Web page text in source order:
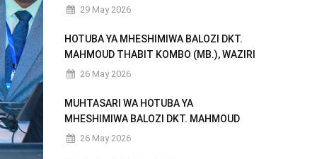
29 May 2026
HOTUBA YA MHESHIMIWA BALOZI DKT.
MAHMOUD THABIT KOMBO (MB.), WAZIRI
WA MAMBO YA NJE NA USHIRIKIANO WA
BUNGENI MAKADIRIO YA MAPATO NA
MATUMIZI YA WIZARA KWA MWAKA WA
FEDHA
26 May 2026
MUHTASARI WA HOTUBA YA
MHESHIMIWA BALOZI DKT. MAHMOUD
THABIT KOMBO (MB.), AKIWASILISHA
26 May 2026